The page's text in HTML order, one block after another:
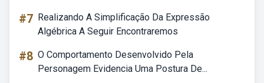
#7 Realizando A Simplificação Da Expressão
Algébrica A Seguir Encontraremos
#8 O Comportamento Desenvolvido Pela
Personagem Evidencia Uma Postura De...